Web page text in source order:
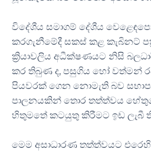
විදේශීය සමාගම් දේශීය
කරගැනීමේදී සකස් කළ කැබිනට්
ක්‍රියාවලිය අධීක්ෂණයට නිසි
කර තිබුණ ද, පසුගිය හෝ වත්මන්
පියවරක් ගෙන නොමැති බව
පාලනයකින් තොර තත්ත්වය
හිතුමතේ කටයුතු කිරීමට ඉඩ ලැබී
මෙම අසාධාරණ තත්ත්වයට